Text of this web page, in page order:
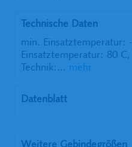
Technische Daten
min. Einsatztemperatur:
Einsatztemperatur: 80
Technik:... mehr
Datenblatt
Weitere Gebindegrößen